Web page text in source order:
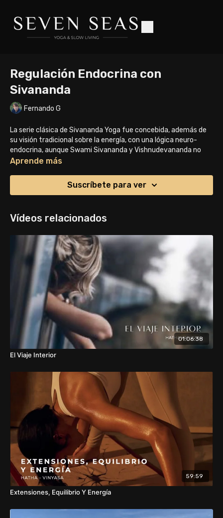
Regulación Endocrina con
Sivananda
Fernando G
La serie clásica de Sivananda Yoga fue concebida, además de
su visión tradicional sobre la energía, con una lógica neuro-
endocrina, aunque Swami Sivananda y Vishnudevananda no
usaran ese lenguaje fisiológico moderno. Desde el punto de
regulación del sistema endocrino, el sistema nervioso
autónomo y el equilibrio hormonal general.
te guste. Gracias por acompañarnos! Namaste 🙏
Aprende más
Suscríbete para ver
Vídeos relacionados
01:06:38
El Viaje Interior
59:59
Extensiones, Equilibrio Y Energía